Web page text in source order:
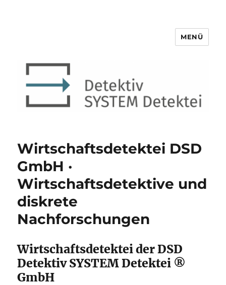
Detektiv SYSTEM Detektei ®
MENÜ
Wirtschaftsdetektei DSD
GmbH ·
Wirtschaftsdetektive und
diskrete
Nachforschungen
Wirtschaftsdetektei der DSD
Detektiv SYSTEM Detektei ®
GmbH